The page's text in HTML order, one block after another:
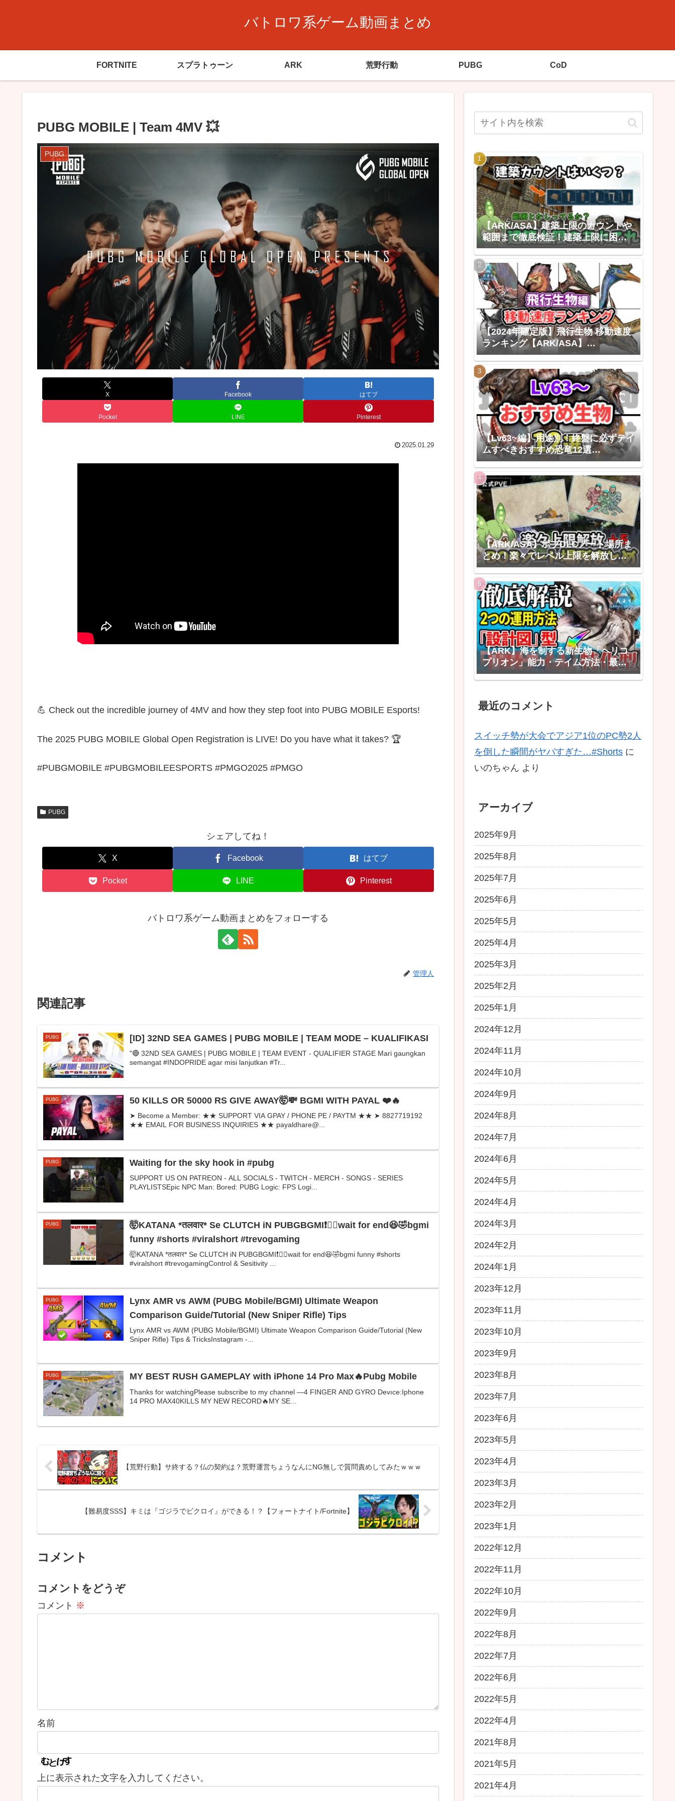
バトロワ系ゲーム動画まとめ
FORTNITE スプラトゥーン ARK 荒野行動 PUBG CoD
PUBG MOBILE | Team 4MV 💥
PUBG
X Facebook はてブ
Pocket LINE Pinterest
2025.01.29
💪 Check out the incredible journey of 4MV and how they step foot into PUBG MOBILE Esports!
The 2025 PUBG MOBILE Global Open Registration is LIVE! Do you have what it takes? 🏆
#PUBGMOBILE #PUBGMOBILEESPORTS #PMGO2025 #PMGO
PUBG
シェアしてね！
X Facebook はてブ
Pocket LINE Pinterest
バトロワ系ゲーム動画まとめをフォローする
管理人
関連記事
PUBG [ID] 32ND SEA GAMES | PUBG MOBILE | TEAM MODE – KUALIFIKASI
"🔴 32ND SEA GAMES | PUBG MOBILE | TEAM EVENT - QUALIFIER STAGE Mari gaungkan
semangat #INDOPRIDE agar misi lanjutkan #Tr...
PUBG 50 KILLS OR 50000 RS GIVE AWAY🤯💸 BGMI WITH PAYAL ❤️🔥
➤ Become a Member: ★★ SUPPORT VIA GPAY / PHONE PE / PAYTM ★★ ➤ 8827719192
★★ EMAIL FOR BUSINESS INQUIRIES ★★ payaldhare@...
PUBG Waiting for the sky hook in #pubg
SUPPORT US ON PATREON - ALL SOCIALS - TWITCH - MERCH - SONGS - SERIES
PLAYLISTSEpic NPC Man: Bored: PUBG Logic: FPS Logi...
PUBG
🤯KATANA *तलवार* Se CLUTCH iN PUBGBGMI❗🤦‍♂️wait for end😆🤣bgmi
funny #shorts #viralshort #trevogaming
🤯KATANA *तलवार* Se CLUTCH iN PUBGBGMI❗🤦‍♂️wait for end😆🤣bgmi funny #shorts
#viralshort #trevogamingControl & Sesitivity ...
PUBG
Lynx AMR vs AWM (PUBG Mobile/BGMI) Ultimate Weapon
Comparison Guide/Tutorial (New Sniper Rifle) Tips
Lynx AMR vs AWM (PUBG Mobile/BGMI) Ultimate Weapon Comparison Guide/Tutorial (New
Sniper Rifle) Tips & TricksInstagram -...
PUBG MY BEST RUSH GAMEPLAY with iPhone 14 Pro Max🔥Pubg Mobile
Thanks for watchingPlease subscribe to my channel —4 FINGER AND GYRO Devıce:Iphone
14 PRO MAX40KILLS MY NEW RECORD🔥MY SE...
【荒野行動】サ終する？仏の契約は？荒野運営ちょうなんにNG無しで質問責めしてみたｗｗｗ
【難易度SSS】キミは『ゴジラでビクロイ』ができる！？【フォートナイト/Fortnite】
コメント
コメントをどうぞ
コメント ※
名前
上に表示された文字を入力してください。
【ARK/ASA】建築上限のカウントや
範囲まで徹底検証！建築上限に困ら
なくなる建築上限のあれこれ
【2024年確定版】飛行生物 移動速度
ランキング【ARK/ASA】
【ARK:Survival Ascended ゆっくり
解説】
【Lv63~編】用途別！終盤に必ずテイ
ムすべきおすすめ恐竜12選
【ARK/ASAゆっくり解説】
【ARK/ASA】ボブDLCノート場所ま
とめ！楽々でレベル上限を解放しよ
う！
【ARK】海を制する新生物「ヘリコ
プリオン」能力・テイム方法・最強
の活用法【ARK: Survival
最近のコメント
スイッチ勢が大会でアジア1位のPC勢2人
を倒した瞬間がヤバすぎた…#Shorts に
いのちゃん より
アーカイブ
2025年9月
2025年8月
2025年7月
2025年6月
2025年5月
2025年4月
2025年3月
2025年2月
2025年1月
2024年12月
2024年11月
2024年10月
2024年9月
2024年8月
2024年7月
2024年6月
2024年5月
2024年4月
2024年3月
2024年2月
2024年1月
2023年12月
2023年11月
2023年10月
2023年9月
2023年8月
2023年7月
2023年6月
2023年5月
2023年4月
2023年3月
2023年2月
2023年1月
2022年12月
2022年11月
2022年10月
2022年9月
2022年8月
2022年7月
2022年6月
2022年5月
2022年4月
2021年8月
2021年5月
2021年4月